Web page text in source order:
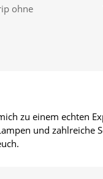
ohne
zu einem echten
und zahlreiche